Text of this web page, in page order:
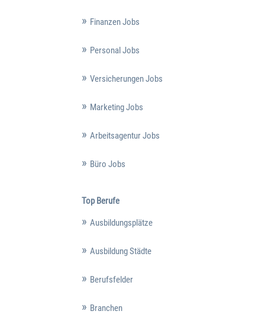
Finanzen Jobs
Personal Jobs
Versicherungen Jobs
Marketing Jobs
Arbeitsagentur Jobs
Büro Jobs
Top Berufe
Ausbildungsplätze
Ausbildung Städte
Berufsfelder
Branchen